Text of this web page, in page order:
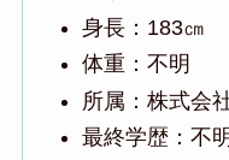
身長：183㎝
体重：不明
所属：株式会
最終学歴：不明